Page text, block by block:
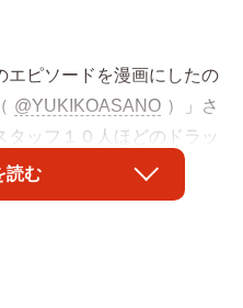
ピソードを漫画にしたの
@YUKIKOASANO ）」さ
タッフ１０人ほどのドラッ
ました。たまに飲み会があ
に嫌われていたので誘って
読む